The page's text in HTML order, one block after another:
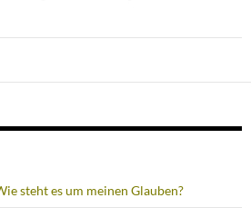
steht es um meinen Glauben?